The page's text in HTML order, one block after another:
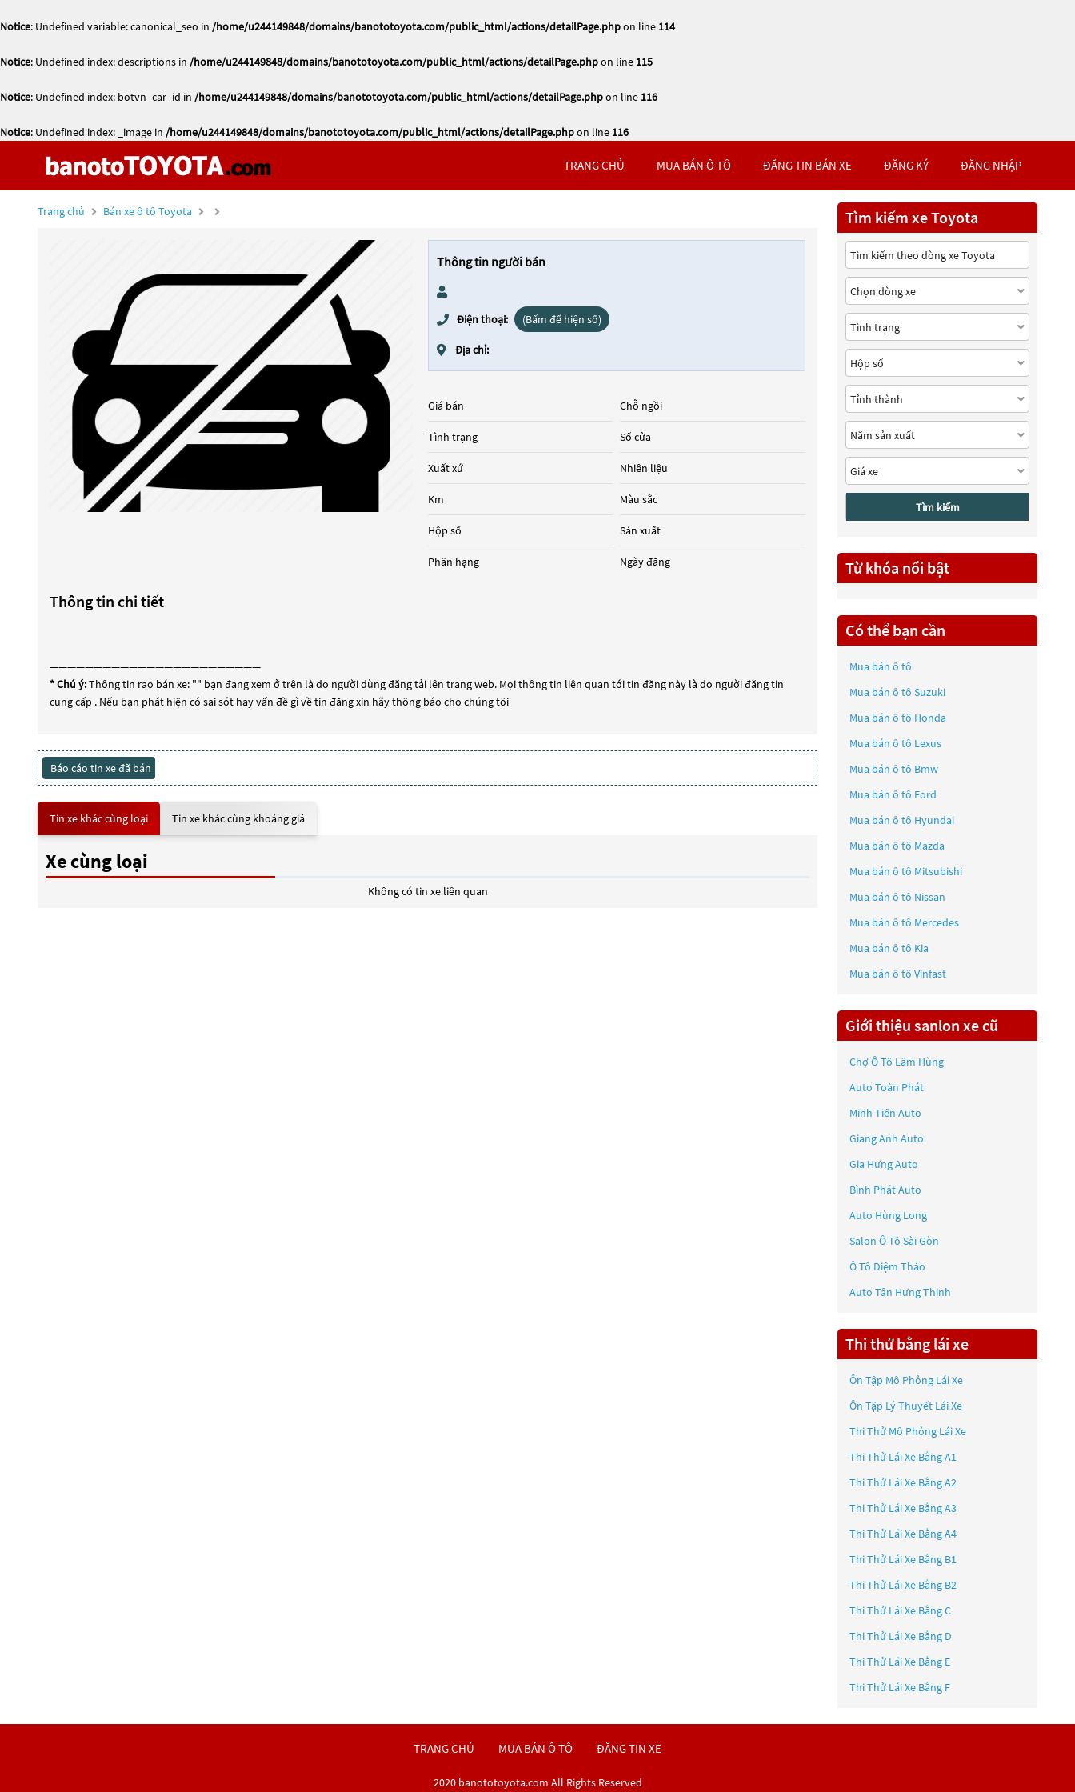
Notice: Undefined variable: canonical_seo in /home/u244149848/domains/banototoyota.com/public_html/actions/detailPage.phpon line 114
Notice: Undefined index: descriptions in /home/u244149848/domains/banototoyota.com/public_html/actions/detailPage.phpon line 115
Notice: Undefined index: botvn_car_id in /home/u244149848/domains/banototoyota.com/public_html/actions/detailPage.phpon line 116
Notice: Undefined index: _image in /home/u244149848/domains/banototoyota.com/public_html/actions/detailPage.phpon line 116
TRANG CHỦ MUA BÁN Ô TÔ ĐĂNG TIN BÁN XE ĐĂNG KÝ ĐĂNG NHẬP
Trang chủ Bán xe ô tô Toyota
Thông tin người bán
Điện thoại: (Bấm để hiện số)
Địa chỉ:
Giá bán
Tình trạng
Xuất xứ
Km
Hộp số
Phân hạng
Chỗ ngồi
Số cửa
Nhiên liệu
Màu sắc
Sản xuất
Ngày đăng
Thông tin chi tiết
————————————————————————
* Chú ý:Thông tin rao bán xe: "" bạn đang xem ở trên là do người dùng đăng tải lên trang web. Mọi thông tin liên quan tới tin đăng này là do người đăng tin
cung cấp . Nếu bạn phát hiện có sai sót hay vấn đề gì về tin đăng xin hãy thông báo cho chúng tôi
Báo cáo tin xe đã bán
Tin xe khác cùng loại Tin xe khác cùng khoảng giá
Xe cùng loại
Không có tin xe liên quan
Tìm kiếm xe Toyota
Tìm kiếm
Từ khóa nổi bật
Có thể bạn cần
Mua bán ô tô
Mua bán ô tô Suzuki
Mua bán ô tô Honda
Mua bán ô tô Lexus
Mua bán ô tô Bmw
Mua bán ô tô Ford
Mua bán ô tô Hyundai
Mua bán ô tô Mazda
Mua bán ô tô Mitsubishi
Mua bán ô tô Nissan
Mua bán ô tô Mercedes
Mua bán ô tô Kia
Mua bán ô tô Vinfast
Giới thiệu sanlon xe cũ
Chợ Ô Tô Lâm Hùng
Auto Toàn Phát
Minh Tiến Auto
Giang Anh Auto
Gia Hưng Auto
Bình Phát Auto
Auto Hùng Long
Salon Ô Tô Sài Gòn
Ô Tô Diệm Thảo
Auto Tân Hưng Thịnh
Thi thử bằng lái xe
Ôn Tập Mô Phỏng Lái Xe
Ôn Tập Lý Thuyết Lái Xe
Thi Thử Mô Phỏng Lái Xe
Thi Thử Lái Xe Bằng A1
Thi Thử Lái Xe Bằng A2
Thi Thử Lái Xe Bằng A3
Thi Thử Lái Xe Bằng A4
Thi Thử Lái Xe Bằng B1
Thi Thử Lái Xe Bằng B2
Thi Thử Lái Xe Bằng C
Thi Thử Lái Xe Bằng D
Thi Thử Lái Xe Bằng E
Thi Thử Lái Xe Bằng F
TRANG CHỦ MUA BÁN Ô TÔ ĐĂNG TIN XE
2020 banototoyota.com All Rights Reserved